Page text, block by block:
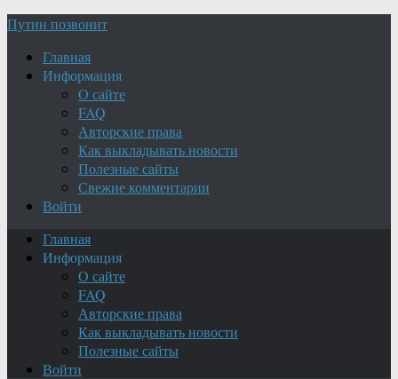
Путин позвонит
Главная
Информация
О сайте
FAQ
Авторские права
Как выкладывать новости
Полезные сайты
Свежие комментарии
Войти
Главная
Информация
О сайте
FAQ
Авторские права
Как выкладывать новости
Полезные сайты
Войти